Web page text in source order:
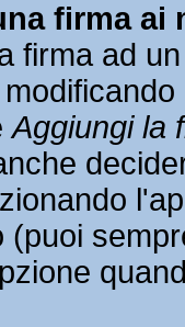
firma ai
firma ad
Aggiungi la
(puoi